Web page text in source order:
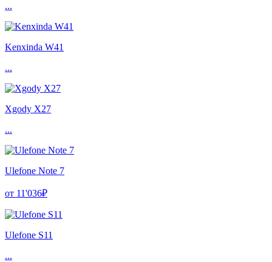
...
Kenxinda W41
...
Xgody X27
...
Ulefone Note 7
от 11'036₽
Ulefone S11
...